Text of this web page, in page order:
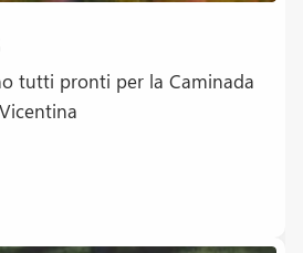
tutti pronti per la Caminada